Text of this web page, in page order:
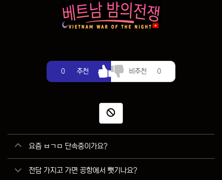
0 추천 추천 비추천 0
비추천
신고
관련자료요즘 ㅂㄱㅁ 단속중이가요?
전담 가지고 가면 공항에서 뺏기나요?